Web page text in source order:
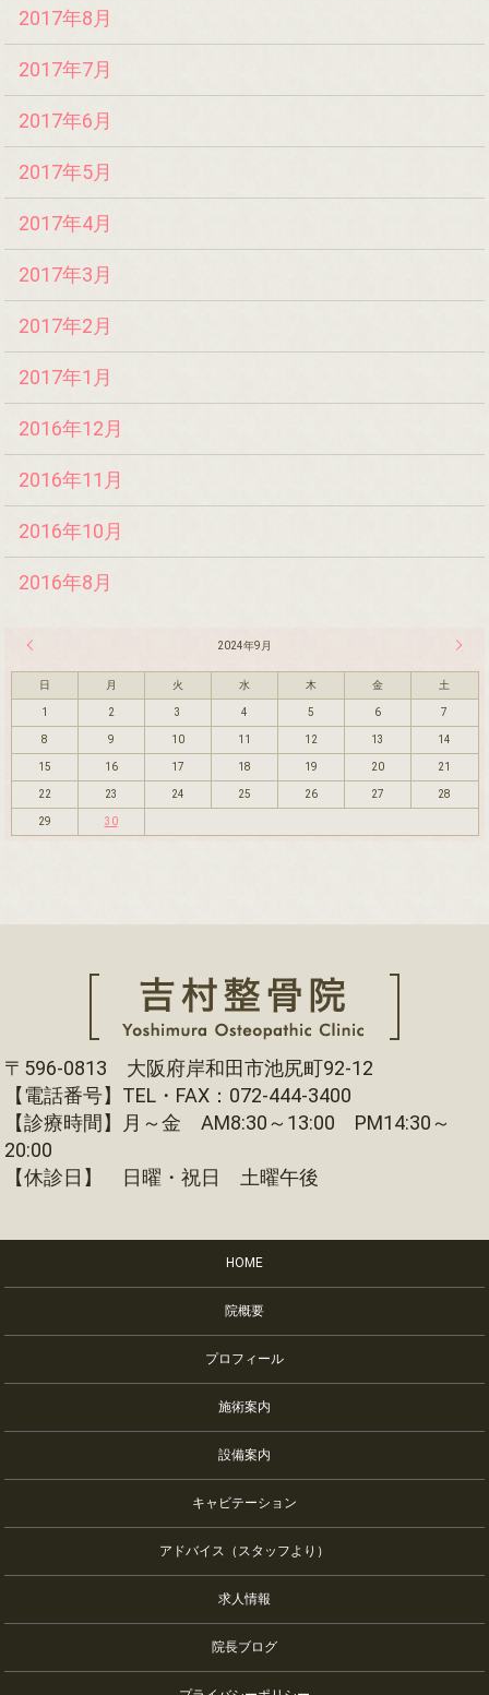
2017年8月
2017年7月
2017年6月
2017年5月
2017年4月
2017年3月
2017年2月
2017年1月
2016年12月
2016年11月
2016年10月
2016年8月
2024年9月
日 月 火 水 木 金 土
1 2 3 4 5 6 7
8 9 10 11 12 13 14
15 16 17 18 19 20 21
22 23 24 25 26 27 28
29 30
〒596-0813 大阪府岸和田市池尻町92-12
【電話番号】TEL・FAX：072-444-3400
【診療時間】月～金 AM8:30～13:00 PM14:30～
20:00
【休診日】 日曜・祝日 土曜午後
HOME
院概要
プロフィール
施術案内
設備案内
キャビテーション
アドバイス（スタッフより）
求人情報
院長ブログ